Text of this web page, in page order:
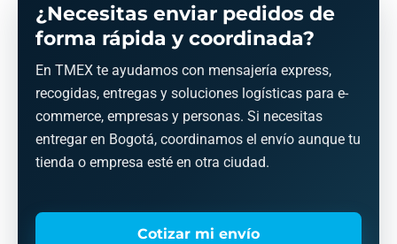
¿Necesitas enviar pedidos de
forma rápida y coordinada?
En TMEX te ayudamos con mensajería express,
recogidas, entregas y soluciones logísticas para e-
commerce, empresas y personas. Si necesitas
entregar en Bogotá, coordinamos el envío aunque tu
tienda o empresa esté en otra ciudad.
Cotizar mi envío